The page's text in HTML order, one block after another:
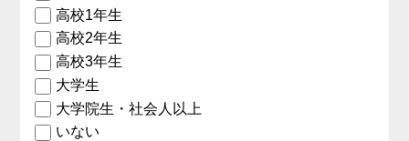
高校1年生
高校2年生
高校3年生
大学生
大学院生・社会人以上
いない